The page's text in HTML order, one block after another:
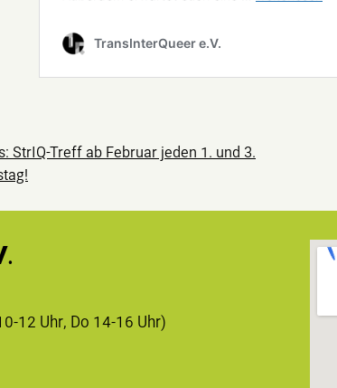
StrIQ-Treff ab Februar jeden 1. und 3.
12 Uhr, Do 14-16 Uhr)